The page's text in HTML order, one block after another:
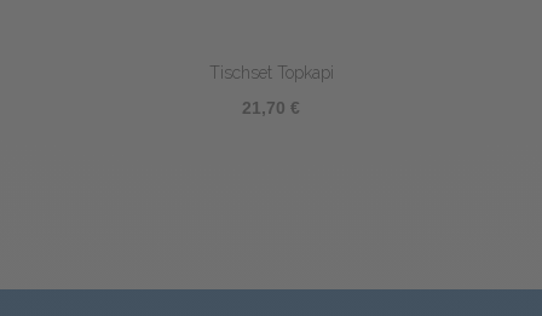
Tischset Topkapi
21,70 €